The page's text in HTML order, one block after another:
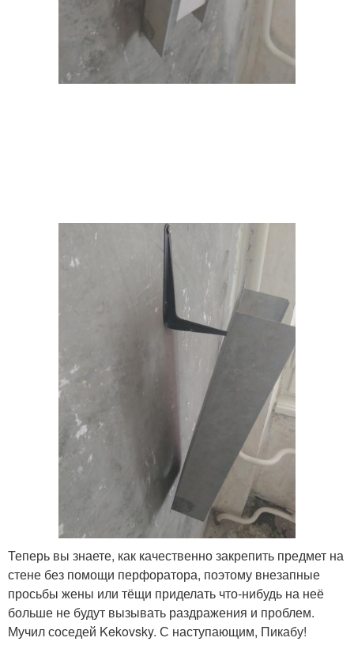
Теперь вы знаете, как качественно закрепить предмет на
стене без помощи перфоратора, поэтому внезапные
просьбы жены или тёщи приделать что-нибудь на неё
больше не будут вызывать раздражения и проблем.
Мучил соседей Kekovsky. С наступающим, Пикабу!